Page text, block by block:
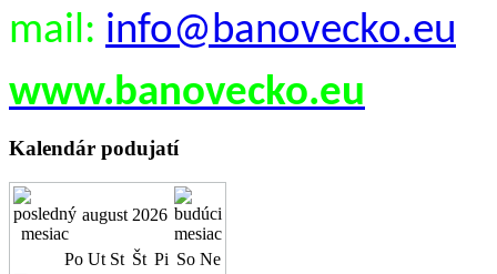
mail: info@banovecko.eu
www.banovecko.eu
Kalendár podujatí
august 2026
Po Ut St Št Pi So Ne